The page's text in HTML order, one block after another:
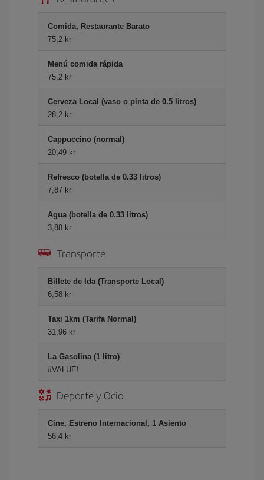
Comida, Restaurante Barato
75,2 kr
Menú comida rápida
75,2 kr
Cerveza Local (vaso o pinta de 0.5 litros)
28,2 kr
Cappuccino (normal)
20,49 kr
Refresco (botella de 0.33 litros)
7,87 kr
Agua (botella de 0.33 litros)
3,88 kr
Transporte
Billete de Ida (Transporte Local)
6,58 kr
Taxi 1km (Tarifa Normal)
31,96 kr
La Gasolina (1 litro)
#VALUE!
Deporte y Ocio
Cine, Estreno Internacional, 1 Asiento
56,4 kr